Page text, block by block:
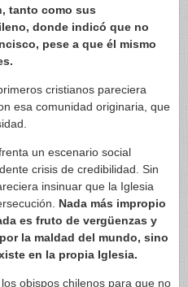
tanto como sus
donde indicó que no
pese a que él mismo
cristianos pareciera
esa comunidad originaria, que
un escenario social
crisis de credibilidad. Sin
insinuar que la Iglesia
Nada más impropio
es fruto de vergüenzas y
la maldad del mundo, sino
en la propia Iglesia.
obispos chilenos para que no